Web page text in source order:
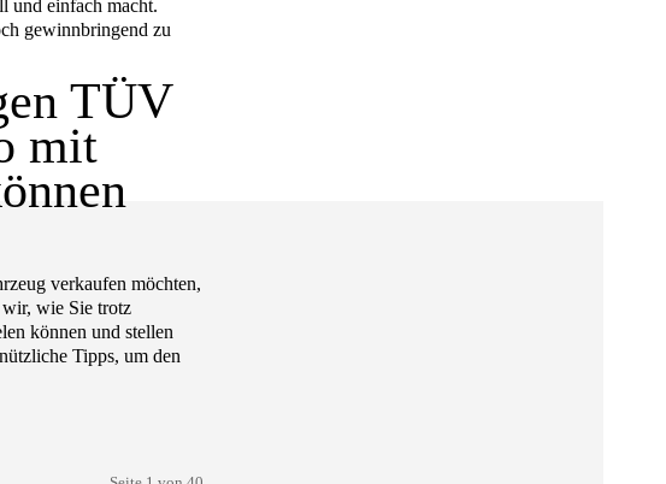
und einfach macht.
gewinnbringend zu
TÜV
mit
verkaufen möchten,
wie Sie trotz
können und stellen
Tipps, um den